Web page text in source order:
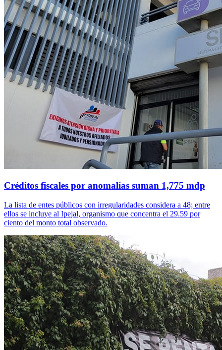
Créditos fiscales por anomalías suman 1,775 mdp
La lista de entes públicos con irregularidades considera a 48; entre
ellos se incluye al Ipejal, organismo que concentra el 29.59 por
ciento del monto total observado.